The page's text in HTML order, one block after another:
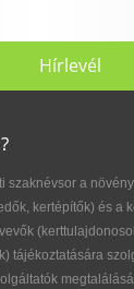
Hírlevél
szaknévsor a
kertépítők) és a
tájékoztatására